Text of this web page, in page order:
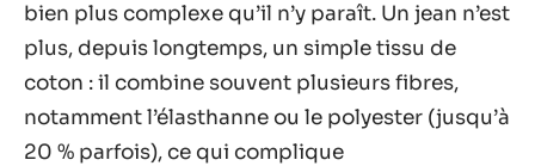
bien plus complexe qu’il n’y paraît. Un jean n’est
plus, depuis longtemps, un simple tissu de
coton : il combine souvent plusieurs fibres,
notamment l’élasthanne ou le polyester (jusqu’à
20 % parfois), ce qui complique